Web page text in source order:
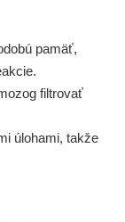
pamäť,
filtrovať
úlohami, takže